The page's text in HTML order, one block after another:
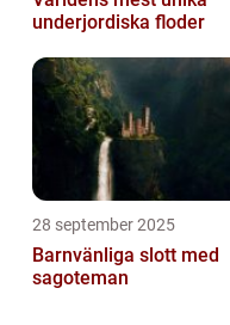
underjordiska floder
28 september 2025
Barnvänliga slott med
sagoteman